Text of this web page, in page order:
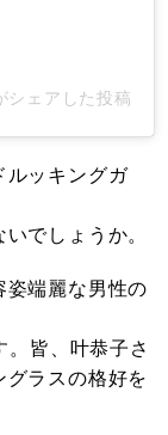
ェアした投稿
ルッキングガ
でしょうか。
姿端麗な男性の
。皆、叶恭子さ
グラスの格好を